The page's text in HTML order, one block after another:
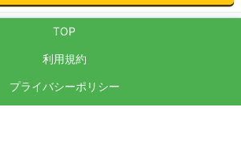
TOP
利用規約
プライバシーポリシー